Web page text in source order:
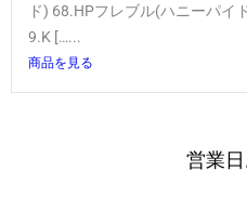
ド) 68.HPフレブル(ハニーパイ
9.K […...
商品を見る
営業